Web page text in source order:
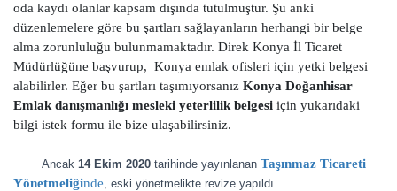
oda kaydı olanlar kapsam dışında tutulmuştur. Şu anki
düzenlemelere göre bu şartları sağlayanların herhangi bir belge
alma zorunluluğu bulunmamaktadır. Direk Konya İl Ticaret
Müdürlüğüne başvurup, Konya emlak ofisleri için yetki belgesi
alabilirler. Eğer bu şartları taşımıyorsanız Konya Doğanhisar
Emlak danışmanlığı mesleki yeterlilik belgesi için yukarıdaki
bilgi istek formu ile bize ulaşabilirsiniz.
Ancak 14 Ekim 2020 tarihinde yayınlanan Taşınmaz Ticareti
Yönetmeliğinde, eski yönetmelikte revize yapıldı.